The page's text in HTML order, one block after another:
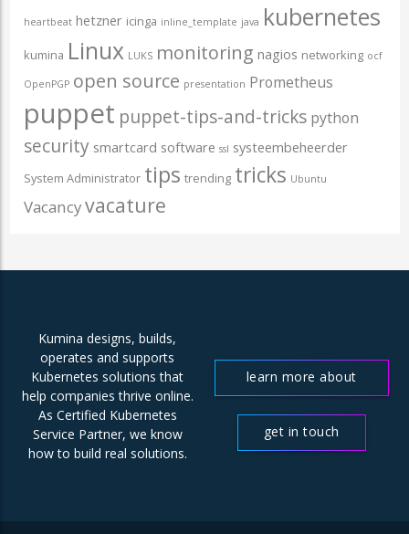
heartbeat hetzner icinga inline_template java kubernetes
kumina Linux LUKS monitoring nagios networking ocf
OpenPGP open source presentation Prometheus
puppet puppet-tips-and-tricks python
security smartcard software ssl systeembeheerder
System Administrator tips trending tricks Ubuntu
Vacancyvacature
Kumina designs, builds,
operates and supports
Kubernetes solutions that
help companies thrive online.
As Certified Kubernetes
Service Partner, we know
how to build real solutions.
learn more about
get in touch